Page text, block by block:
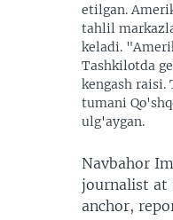
etilgan.
tahlil
keladi.
Tashkilotda
kengash
tumani
ulg'aygan.
Navbahor
journalist at
anchor,